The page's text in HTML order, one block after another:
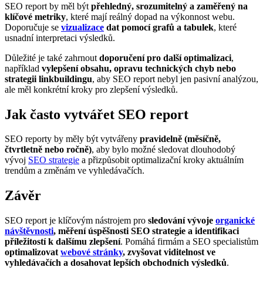
SEO report by měl být přehledný, srozumitelný a zaměřený na
klíčové metriky, které mají reálný dopad na výkonnost webu.
Doporučuje se vizualizace dat pomocí grafů a tabulek, které
usnadní interpretaci výsledků.
Důležité je také zahrnout doporučení pro další optimalizaci,
například vylepšení obsahu, opravu technických chyb nebo
strategii linkbuildingu, aby SEO report nebyl jen pasivní analýzou,
ale měl konkrétní kroky pro zlepšení výsledků.
Jak často vytvářet SEO report
SEO reporty by měly být vytvářeny pravidelně (měsíčně,
čtvrtletně nebo ročně), aby bylo možné sledovat dlouhodobý
vývoj SEO strategie a přizpůsobit optimalizační kroky aktuálním
trendům a změnám ve vyhledávačích.
Závěr
SEO report je klíčovým nástrojem pro sledování vývoje organické
návštěvnosti, měření úspěšnosti SEO strategie a identifikaci
příležitostí k dalšímu zlepšení. Pomáhá firmám a SEO specialistům
optimalizovat webové stránky, zvyšovat viditelnost ve
vyhledávačích a dosahovat lepších obchodních výsledků.